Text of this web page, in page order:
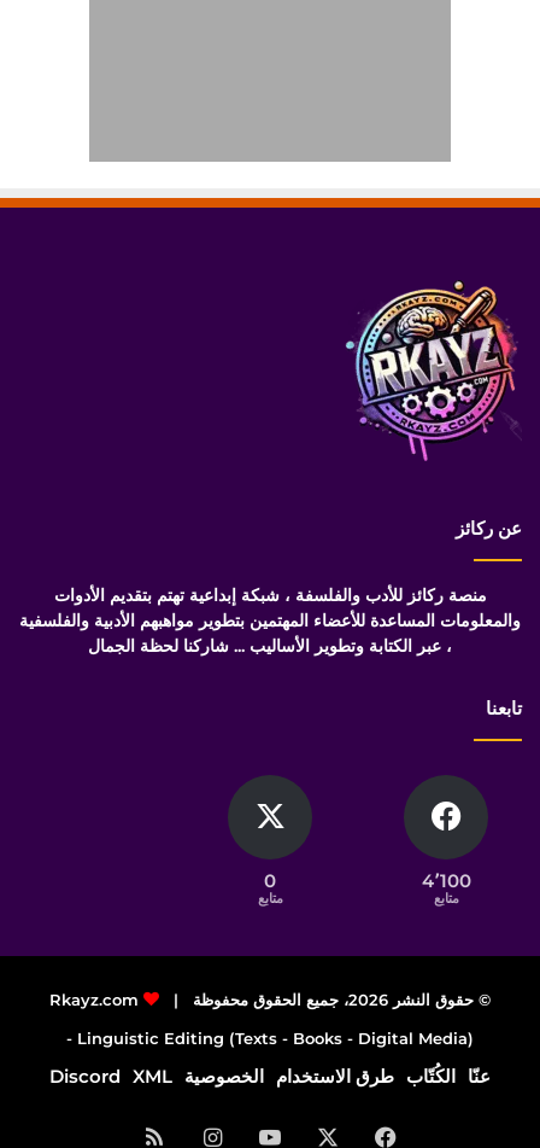
عن ركائز
منصة ركائز للأدب والفلسفة ، شبكة إبداعية تهتم بتقديم الأدوات
والمعلومات المساعدة للأعضاء المهتمين بتطوير مواهبهم الأدبية والفلسفية
، عبر الكتابة وتطوير الأساليب ... شاركنا لحظة الجمال
تابعنا
4٬100
متابع
0
متابع
© حقوق النشر 2026، جميع الحقوق محفوظة |
Rkayz.com
Linguistic Editing (Texts - Books - Digital Media) -
عنّا الكُتّاب طرق الاستخدام الخصوصية XML
Discord
فيسبوك ‫YouTubeانستقرامملخص